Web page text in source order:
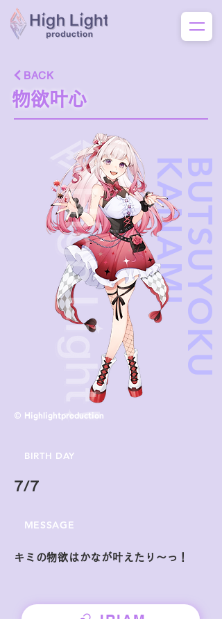
物欲叶心
BACK
B
U
T
S
U
Y
O
K
U
K
A
N
A
M
I
© Highlightproduction
BIRTH DAY
7/7
MESSAGE
キミの物欲はかなが叶えたり～っ！